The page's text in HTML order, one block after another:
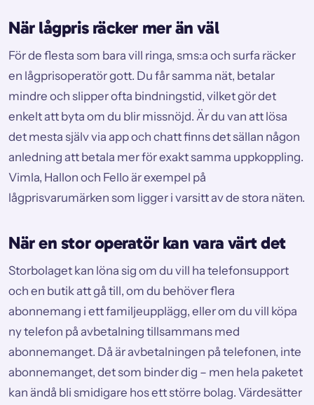
När lågpris räcker mer än väl
För de flesta som bara vill ringa, sms:a och surfa räcker
en lågprisoperatör gott. Du får samma nät, betalar
mindre och slipper ofta bindningstid, vilket gör det
enkelt att byta om du blir missnöjd. Är du van att lösa
det mesta själv via app och chatt finns det sällan någon
anledning att betala mer för exakt samma uppkoppling.
Vimla, Hallon och Fello är exempel på
lågprisvarumärken som ligger i varsitt av de stora näten.
När en stor operatör kan vara värt det
Storbolaget kan löna sig om du vill ha telefonsupport
och en butik att gå till, om du behöver flera
abonnemang i ett familjeupplägg, eller om du vill köpa
ny telefon på avbetalning tillsammans med
abonnemanget. Då är avbetalningen på telefonen, inte
abonnemanget, det som binder dig – men hela paketet
kan ändå bli smidigare hos ett större bolag. Värdesätter